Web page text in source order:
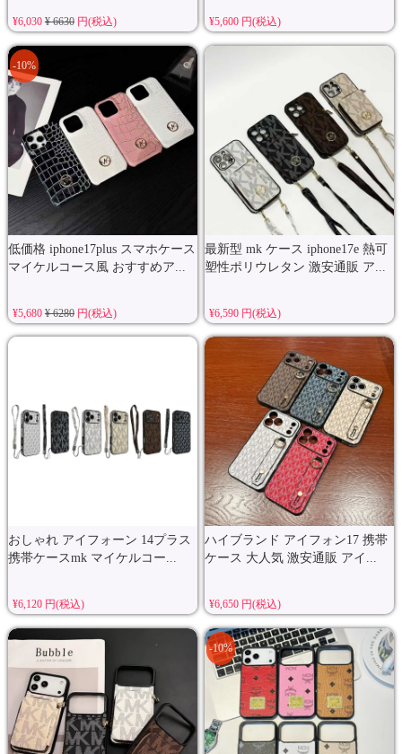
¥6,030 ¥ 6630円(税込) ¥5,600 円(税込)
低価格 iphone17plus スマホケース
マイケルコース風 おすすめア...
-10%
¥5,680 ¥ 6280円(税込)
最新型 mk ケース iphone17e 熱可
塑性ポリウレタン 激安通販 ア...
¥6,590 円(税込)
おしゃれ アイフォーン 14プラス
携帯ケースmk マイケルコー...
¥6,120 円(税込)
ハイブランド アイフォン17 携帯
ケース 大人気 激安通販 アイ...
¥6,650 円(税込)
-10%